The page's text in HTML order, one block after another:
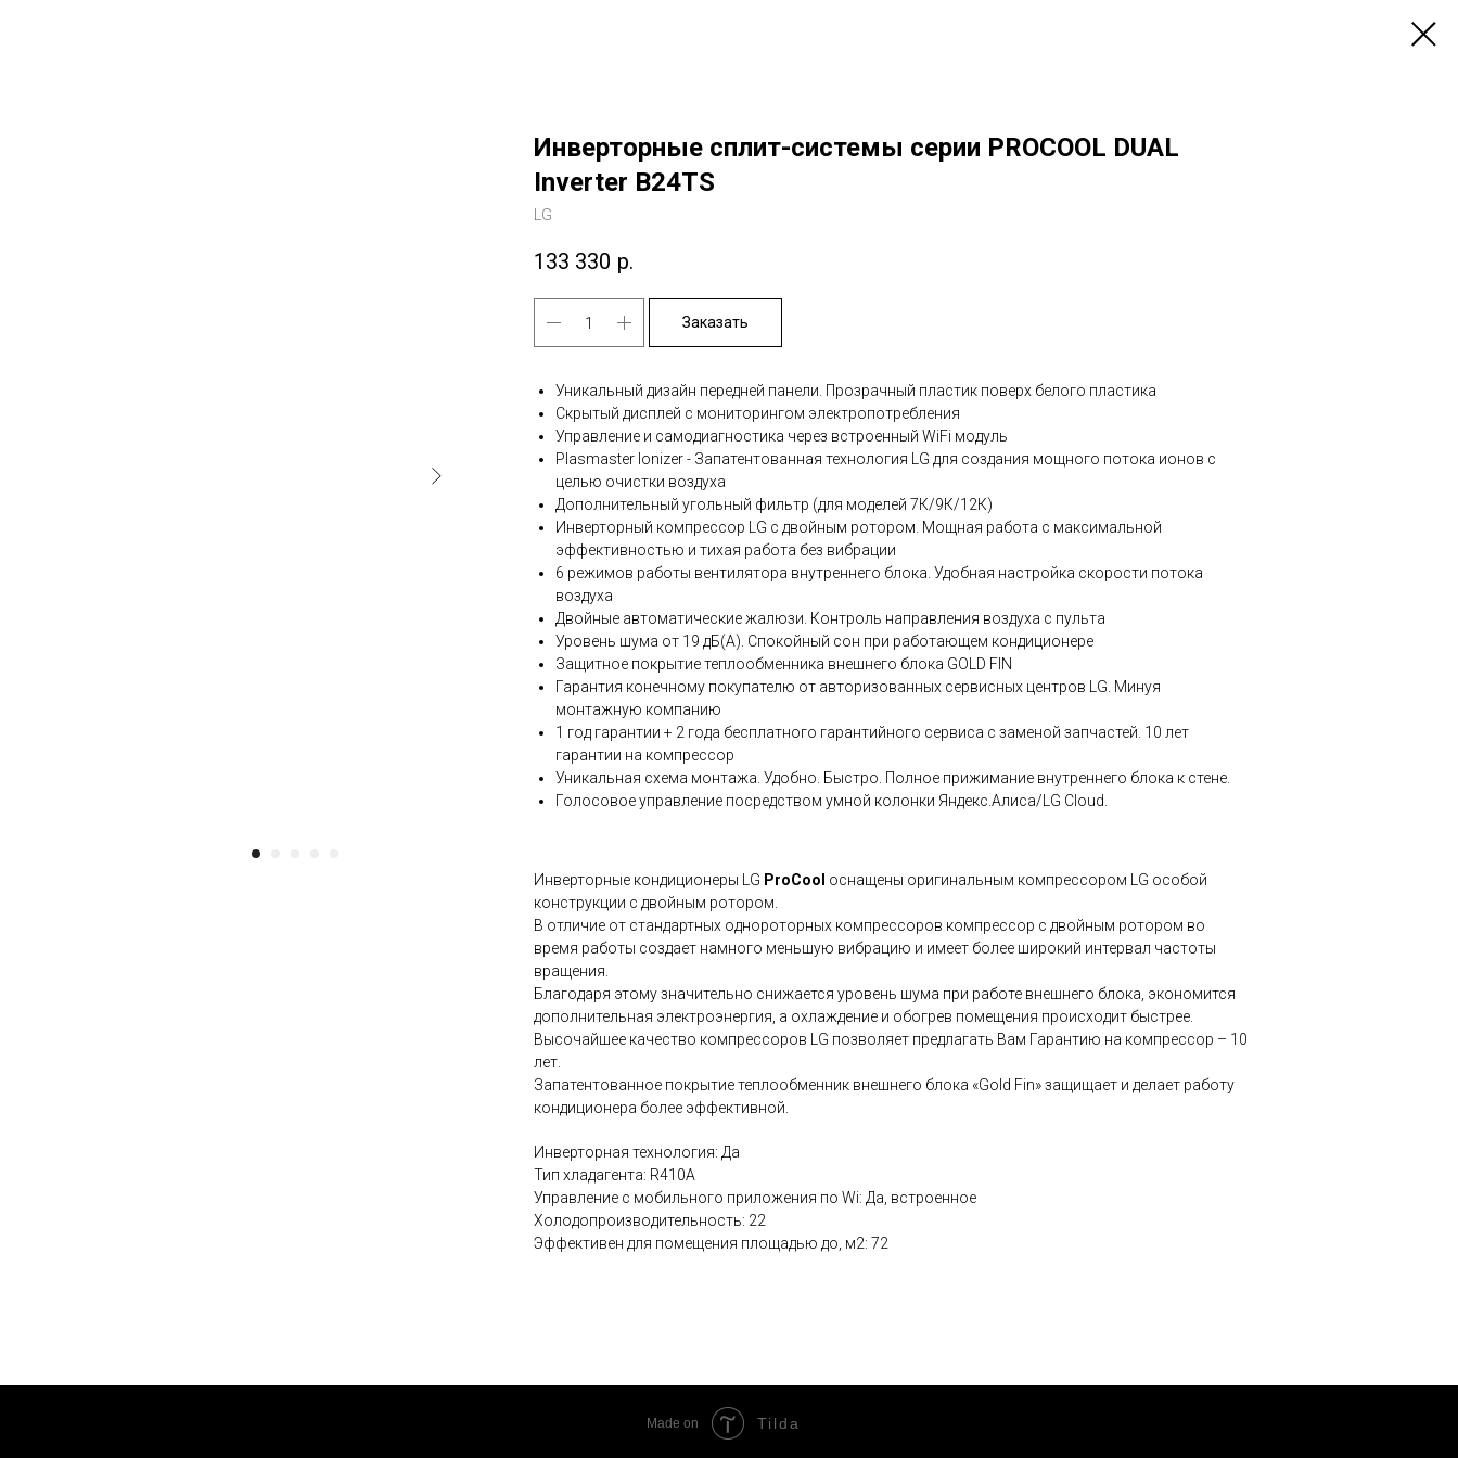
Инверторные сплит-системы серии PROCOOL DUAL
Inverter B24TS
LG
133 330 р.
Заказать
Уникальный дизайн передней панели. Прозрачный пластик поверх белого пластика
Скрытый дисплей с мониторингом электропотребления
Управление и самодиагностика через встроенный WiFi модуль
Plasmaster Ionizer - Запатентованная технология LG для создания мощного потока ионов с
целью очистки воздуха
Дополнительный угольный фильтр (для моделей 7К/9К/12К)
Инверторный компрессор LG с двойным ротором. Мощная работа с максимальной
эффективностью и тихая работа без вибрации
6 режимов работы вентилятора внутреннего блока. Удобная настройка скорости потока
воздуха
Двойные автоматические жалюзи. Контроль направления воздуха с пульта
Уровень шума от 19 дБ(А). Спокойный сон при работающем кондиционере
Защитное покрытие теплообменника внешнего блока GOLD FIN
Гарантия конечному покупателю от авторизованных сервисных центров LG. Минуя
монтажную компанию
1 год гарантии + 2 года бесплатного гарантийного сервиса с заменой запчастей. 10 лет
гарантии на компрессор
Уникальная схема монтажа. Удобно. Быстро. Полное прижимание внутреннего блока к стене.
Голосовое управление посредством умной колонки Яндекс.Алиса/LG Cloud.
Инверторные кондиционеры LG ProCool оснащены оригинальным компрессором LG особой
конструкции с двойным ротором.
В отличие от стандартных однороторных компрессоров компрессор с двойным ротором во
время работы создает намного меньшую вибрацию и имеет более широкий интервал частоты
вращения.
Благодаря этому значительно снижается уровень шума при работе внешнего блока, экономится
дополнительная электроэнергия, а охлаждение и обогрев помещения происходит быстрее.
Высочайшее качество компрессоров LG позволяет предлагать Вам Гарантию на компрессор – 10
лет.
Запатентованное покрытие теплообменник внешнего блока «Gold Fin» защищает и делает работу
кондиционера более эффективной.
Инверторная технология: Да
Тип хладагента: R410А
Управление c мобильного приложения по Wi: Да, встроенное
Холодопроизводительность: 22
Эффективен для помещения площадью до, м2: 72
Made on Tilda